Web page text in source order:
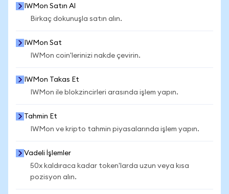
IWMon Satın Al
Birkaç dokunuşla satın alın.
IWMon Sat
IWMon coin'lerinizi nakde çevirin.
IWMon Takas Et
IWMon ile blokzincirleri arasında işlem yapın.
Tahmin Et
IWMon ve kripto tahmin piyasalarında işlem yapın.
Vadeli İşlemler
50x kaldıraca kadar token'larda uzun veya kısa
pozisyon alın.